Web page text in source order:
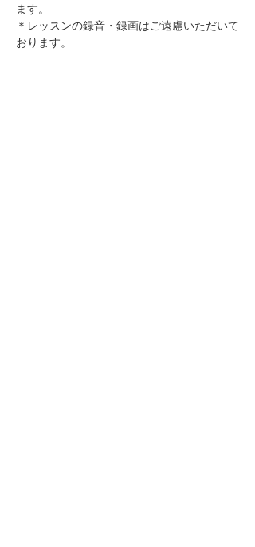
ます。
＊レッスンの録音・録画はご遠慮いただいて
おります。